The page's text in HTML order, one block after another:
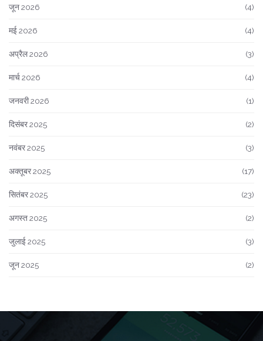
जून 2026 (4)
मई 2026 (4)
अप्रैल 2026 (3)
मार्च 2026 (4)
जनवरी 2026 (1)
दिसंबर 2025 (2)
नवंबर 2025 (3)
अक्तूबर 2025 (17)
सितंबर 2025 (23)
अगस्त 2025 (2)
जुलाई 2025 (3)
जून 2025 (2)